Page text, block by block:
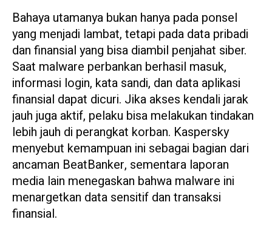
Bahaya utamanya bukan hanya pada ponsel
yang menjadi lambat, tetapi pada data pribadi
dan finansial yang bisa diambil penjahat siber.
Saat malware perbankan berhasil masuk,
informasi login, kata sandi, dan data aplikasi
finansial dapat dicuri. Jika akses kendali jarak
jauh juga aktif, pelaku bisa melakukan tindakan
lebih jauh di perangkat korban. Kaspersky
menyebut kemampuan ini sebagai bagian dari
ancaman BeatBanker, sementara laporan
media lain menegaskan bahwa malware ini
menargetkan data sensitif dan transaksi
finansial.